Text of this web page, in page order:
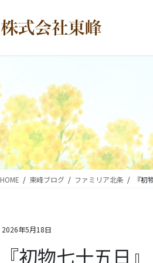
HOME 東峰ブログ ファミリア北条 『初
2026年5月18日
『初物七十五日』